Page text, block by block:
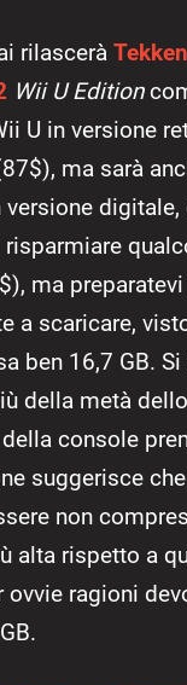
rilascerà
Wii U Edition
U in versione
ma sarà
digitale,
ma
a scaricare,
ben 16,7 GB.
della metà
console
suggerisce
non
alta rispetto a
ovvie ragioni